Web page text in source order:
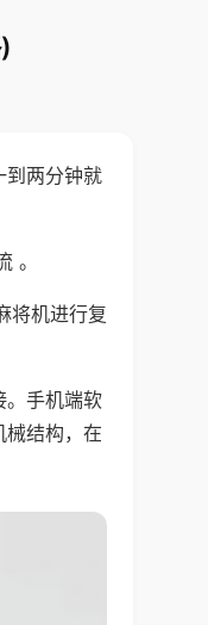
到两分钟就
。
将机进行复
。手机端软
械结构，在